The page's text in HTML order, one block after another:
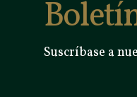
Suscríbase a